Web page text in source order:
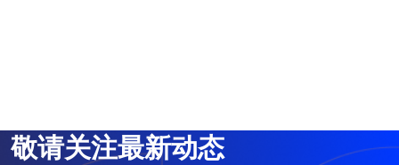
敬请关注最新动态